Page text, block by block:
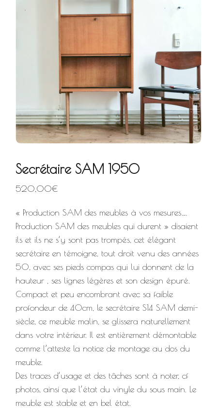
Secrétaire SAM 1950
520,00€
« Production SAM des meubles à vos mesures….
Production SAM des meubles qui durent » disaient
ils et ils ne s’y sont pas trompés, cet élégant
secrétaire en témoigne, tout droit venu des années
50, avec ses pieds compas qui lui donnent de la
hauteur , ses lignes légères et son design épuré.
Compact et peu encombrant avec sa faible
profondeur de 40cm, le secrétaire S14 SAM demi-
siècle, ce meuble malin, se glissera naturellement
dans votre intérieur. Il est entièrement démontable
comme l’atteste la notice de montage au dos du
meuble.
Des traces d’usage et des tâches sont à noter, cf
photos, ainsi que l’état du vinyle du sous main. Le
meuble est stable et en bel état.